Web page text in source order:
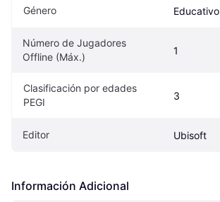
Género Educativo
Número de Jugadores
Offline (Máx.)
1
Clasificación por edades
PEGI
3
Editor Ubisoft
Información Adicional